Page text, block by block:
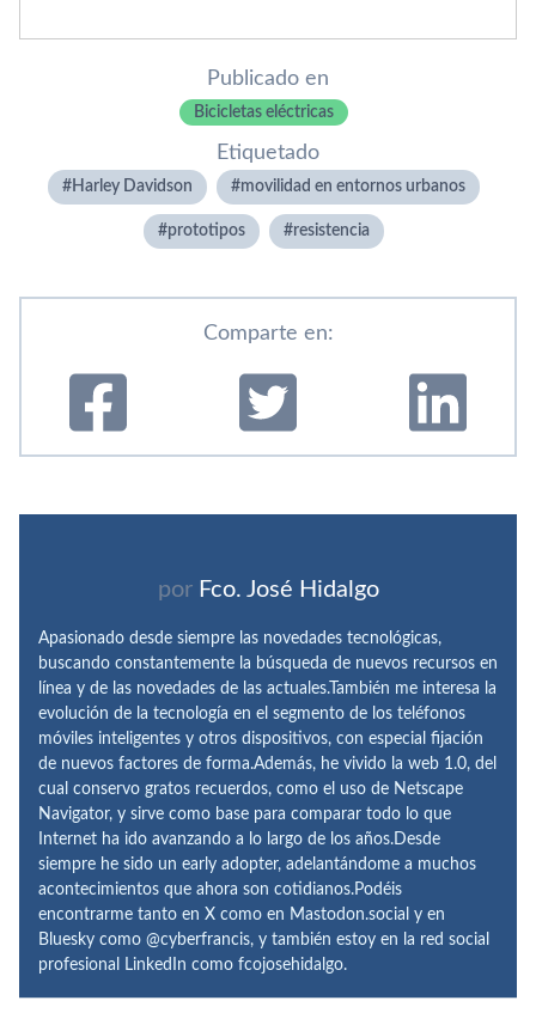
Publicado en
Bicicletas eléctricas
Etiquetado
Harley Davidson movilidad en entornos urbanos
prototipos resistencia
Comparte en:
por Fco. José Hidalgo
Apasionado desde siempre las novedades tecnológicas,
buscando constantemente la búsqueda de nuevos recursos en
línea y de las novedades de las actuales.También me interesa la
evolución de la tecnología en el segmento de los teléfonos
móviles inteligentes y otros dispositivos, con especial fijación
de nuevos factores de forma.Además, he vivido la web 1.0, del
cual conservo gratos recuerdos, como el uso de Netscape
Navigator, y sirve como base para comparar todo lo que
Internet ha ido avanzando a lo largo de los años.Desde
siempre he sido un early adopter, adelantándome a muchos
acontecimientos que ahora son cotidianos.Podéis
encontrarme tanto en X como en Mastodon.social y en
Bluesky como @cyberfrancis, y también estoy en la red social
profesional LinkedIn como fcojosehidalgo.